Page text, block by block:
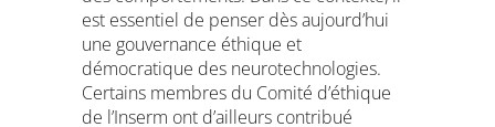
est essentiel de penser dès aujourd’hui
une gouvernance éthique et
démocratique des neurotechnologies.
Certains membres du Comité d’éthique
de l’Inserm ont d’ailleurs contribué